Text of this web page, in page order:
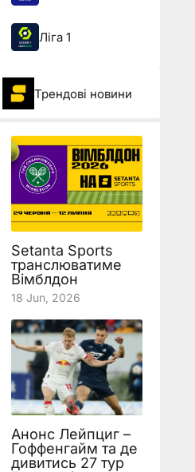
Ліга 1
Трендові новини
Setanta Sports
транслюватиме
Вімблдон
18 Jun, 2026
Анонс Лейпциг –
Гоффенгайм та де
дивитись 27 тур